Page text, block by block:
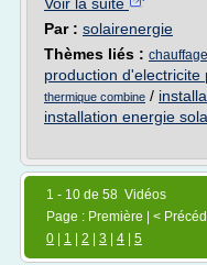
Par : solairenergie
Thèmes liés :
production
thermique combine /
installation energie
1 - 10 de 58 Vidéos
Page : Première | <
0
1 2 3 4 5